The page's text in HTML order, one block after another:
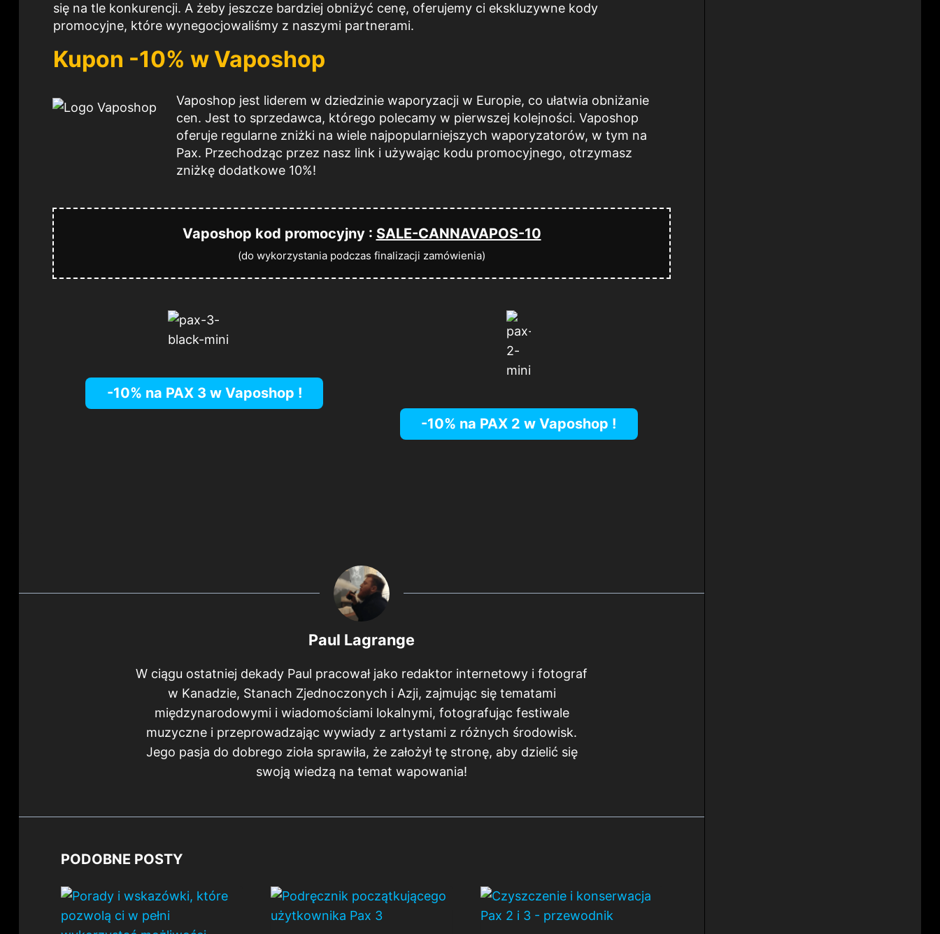
się na tle konkurencji. A żeby jeszcze bardziej obniżyć cenę, oferujemy ci ekskluzywne kody
promocyjne, które wynegocjowaliśmy z naszymi partnerami.
Kupon -10% w Vaposhop
Vaposhop jest liderem w dziedzinie waporyzacjiw Europie, co ułatwia obniżanie
cen. Jest to sprzedawca, którego polecamy w pierwszej kolejności. Vaposhop
oferuje regularne zniżki na wiele najpopularniejszych waporyzatorów, w tym na
Pax. Przechodząc przez nasz link i używając kodu promocyjnego, otrzymasz
zniżkę dodatkowe 10%!
Vaposhop kod promocyjny : SALE-CANNAVAPOS-10
(do wykorzystania podczas finalizacji zamówienia)
-10% na PAX 3 w Vaposhop !
-10% na PAX 2 wVaposhop !
Paul Lagrange
W ciągu ostatniej dekady Paul pracował jako redaktor internetowy i fotograf
w Kanadzie, Stanach Zjednoczonych i Azji, zajmując się tematami
międzynarodowymi i wiadomościami lokalnymi, fotografując festiwale
muzyczne i przeprowadzając wywiady z artystami z różnych środowisk.
Jego pasja do dobrego zioła sprawiła, że założył tę stronę, aby dzielić się
swoją wiedzą na temat wapowania!
PODOBNE POSTY